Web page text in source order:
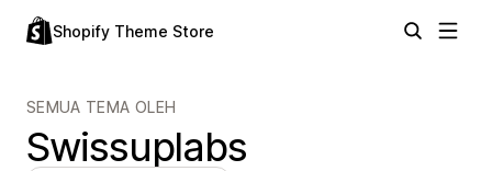
Shopify Theme Store
SEMUA TEMA OLEH
Swissuplabs